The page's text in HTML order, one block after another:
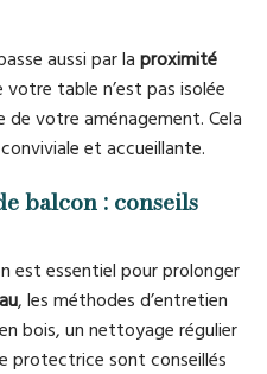
aussi par la proximité
table n’est pas isolée
votre aménagement. Cela
et accueillante.
balcon : conseils
est essentiel pour prolonger
, les méthodes d’entretien
bois, un nettoyage régulier
protectrice sont conseillés